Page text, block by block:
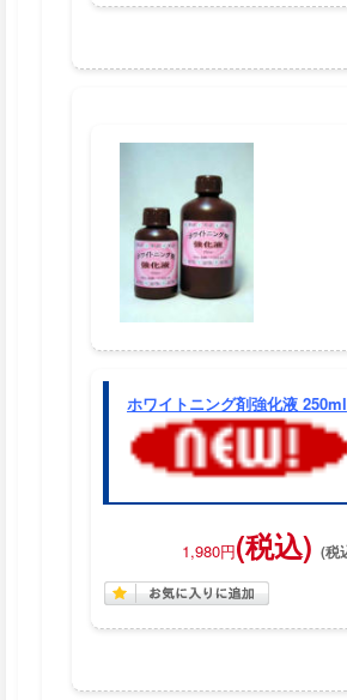
ホワイトニング剤強化液 250ml
1,980円(税込)